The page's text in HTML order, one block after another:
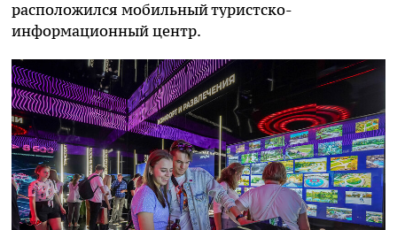
расположился мобильный туристско-
информационный центр.